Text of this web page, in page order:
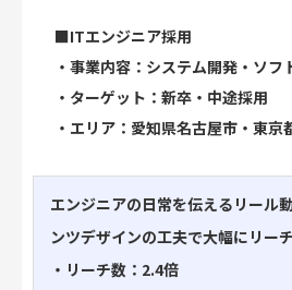
■ITエンジニア採用
・事業内容：システム開発・ソフ
・ターゲット：新卒・中途採用
・エリア：愛知県名古屋市・東京
エンジニアの日常を伝えるリール
ンツデザインの工夫で大幅にリー
・リーチ数：2.4倍